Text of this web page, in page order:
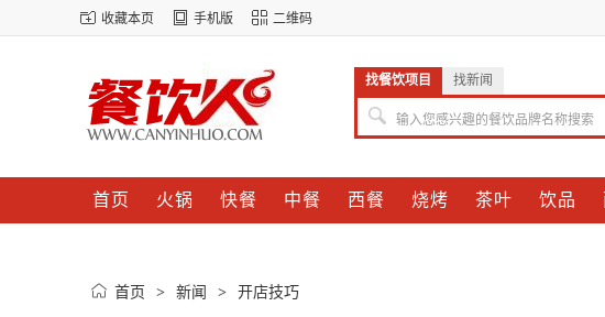
收藏本页 手机版 二维码
找餐饮项目 找新闻
输入您感兴趣的餐饮品牌名称搜索
首页 火锅 快餐 中餐 西餐 烧烤 茶叶 饮品
首页 > 新闻 > 开店技巧